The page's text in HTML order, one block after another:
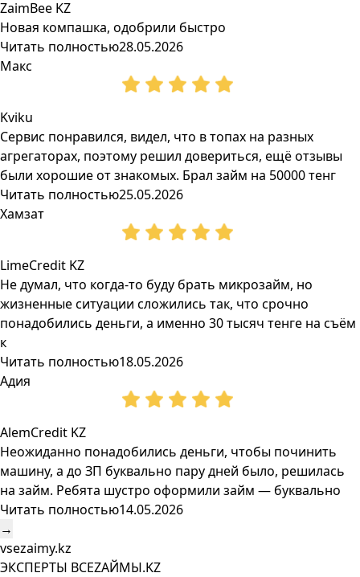
ZaimBee KZ
Новая компашка, одобрили быстро
Читать полностью28.05.2026
Макс
Kviku
Сервис понравился, видел, что в топах на разных
агрегаторах, поэтому решил довериться, ещё отзывы
были хорошие от знакомых. Брал займ на 50000 тенг
Читать полностью25.05.2026
Хамзат
LimeCredit KZ
Не думал, что когда-то буду брать микрозайм, но
жизненные ситуации сложились так, что срочно
понадобились деньги, а именно 30 тысяч тенге на съём
к
Читать полностью18.05.2026
Адия
AlemCredit KZ
Неожиданно понадобились деньги, чтобы починить
машину, а до ЗП буквально пару дней было, решилась
на займ. Ребята шустро оформили займ — буквально
Читать полностью14.05.2026
→
vsezaimy.kz
ЭКСПЕРТЫ ВСЕZAЙМЫ.KZ